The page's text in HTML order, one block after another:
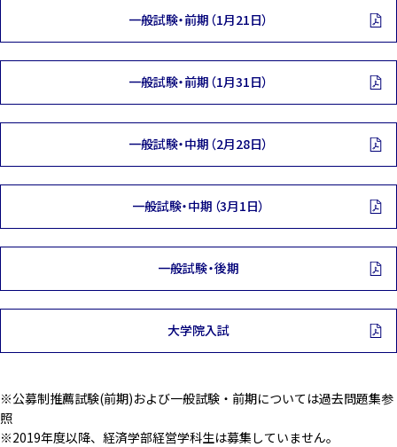
一般試験・前期（1月21日）
一般試験・前期（1月31日）
一般試験・中期（2月28日）
一般試験・中期（3月1日）
一般試験・後期
大学院入試
※公募制推薦試験(前期)および一般試験・前期については過去問題集参
照
※2019年度以降、経済学部経営学科生は募集していません。